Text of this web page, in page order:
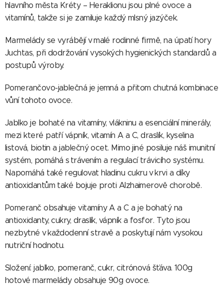
hlavního města Kréty – Heraklionu jsou plné ovoce a
vitamínů, takže si je zamiluje každý mlsný jazýček.
Marmelády se vyrábějí v malé rodinné firmě, na úpatí hory
Juchtas, při dodržování vysokých hygienických standardů a
postupů výroby.
Pomerančovo-jablečná je jemná a přitom chutná kombinace
vůní tohoto ovoce.
Jablko je bohaté na vitamíny, vlákninu a esenciální minerály,
mezi které patří vápník, vitamín A a C, draslík, kyselina
listová, biotin a jablečný ocet. Mimo jiné posiluje náš imunitní
systém, pomáhá s trávením a regulací trávicího systému.
Napomáhá také regulovat hladinu cukru v krvi a díky
antioxidantům také bojuje proti Alzhaimerově chorobě.
Pomeranč obsahuje vitamíny A a C a je bohatý na
antioxidanty, cukry, draslík, vápník a fosfor. Tyto jsou
nezbytné v každodenní stravě a poskytují nám vysokou
nutriční hodnotu.
Složení: jablko, pomeranč, cukr, citrónová šťáva. 100g
hotové marmelády obsahuje 90g ovoce.